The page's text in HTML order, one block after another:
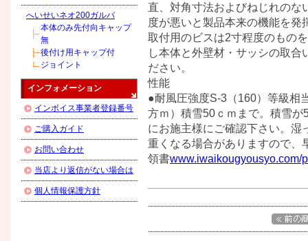
へいせいネオ200ガルバ
本体のみ先付向キャップ
無
後付け用キャップ付
ジョイント
インフォメーション
インボイス事業者登録番号
ご購入ガイド
お問い合わせ
当店より返信がない場合は
個人情報保護方針
直、対角寸法およびねじれの
度が悪いと製品本来の機能を
取付用のビスは2寸程度のもの
し本体と外壁材・サッシの取
ださい。
性能
●耐風圧強度S-3（160）等級相
方ｍ）積雪50ｃｍまで。積雪
にお施主様にご確認下さい。湿
重くなる場合がありますので、
領書www.iwaikougyousyo.com/